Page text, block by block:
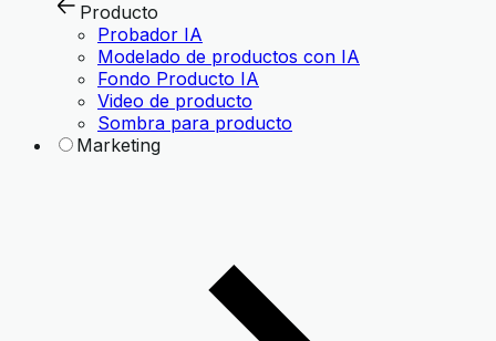
Producto
Probador IA
Modelado de productos con IA
Fondo Producto IA
Video de producto
Sombra para producto
Marketing